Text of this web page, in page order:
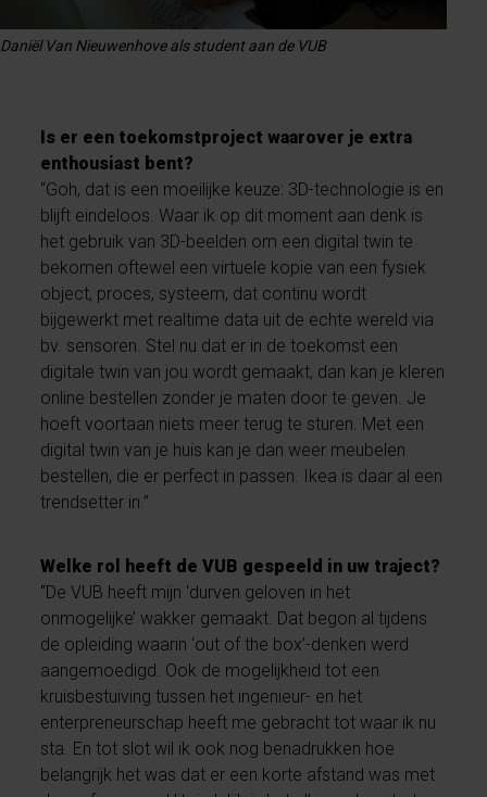
Daniël Van Nieuwenhove als student aan de VUB
Is er een toekomstproject waarover je extra
enthousiast bent?
“Goh, dat is een moeilijke keuze: 3D-technologie is en
blijft eindeloos. Waar ik op dit moment aan denk is
het gebruik van 3D-beelden om een digital twin te
bekomen oftewel een virtuele kopie van een fysiek
object, proces, systeem, dat continu wordt
bijgewerkt met realtime data uit de echte wereld via
bv. sensoren. Stel nu dat er in de toekomst een
digitale twin van jou wordt gemaakt, dan kan je kleren
online bestellen zonder je maten door te geven. Je
hoeft voortaan niets meer terug te sturen. Met een
digital twin van je huis kan je dan weer meubelen
bestellen, die er perfect in passen. Ikea is daar al een
trendsetter in.”
Welke rol heeft de VUB gespeeld in uw traject?
“De VUB heeft mijn ‘durven geloven in het
onmogelijke’ wakker gemaakt. Dat begon al tijdens
de opleiding waarin ‘out of the box’-denken werd
aangemoedigd. Ook de mogelijkheid tot een
kruisbestuiving tussen het ingenieur- en het
enterpreneurschap heeft me gebracht tot waar ik nu
sta. En tot slot wil ik ook nog benadrukken hoe
belangrijk het was dat er een korte afstand was met